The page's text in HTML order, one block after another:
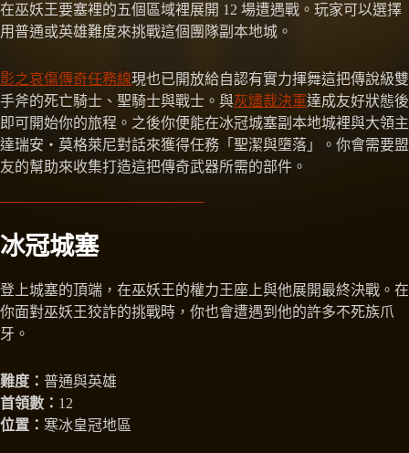
在巫妖王要塞裡的五個區域裡展開 12 場遭遇戰。玩家可以選擇
用普通或英雄難度來挑戰這個團隊副本地城。
影之哀傷傳奇任務線現也已開放給自認有實力揮舞這把傳說級雙
手斧的死亡騎士、聖騎士與戰士。與灰燼裁決軍達成友好狀態後
即可開始你的旅程。之後你便能在冰冠城塞副本地城裡與大領主
達瑞安‧莫格萊尼對話來獲得任務「聖潔與墮落」。你會需要盟
友的幫助來收集打造這把傳奇武器所需的部件。
冰冠城塞
登上城塞的頂端，在巫妖王的權力王座上與他展開最終決戰。在
你面對巫妖王狡詐的挑戰時，你也會遭遇到他的許多不死族爪
牙。
難度： 普通與英雄
首領數： 12
位置： 寒冰皇冠地區